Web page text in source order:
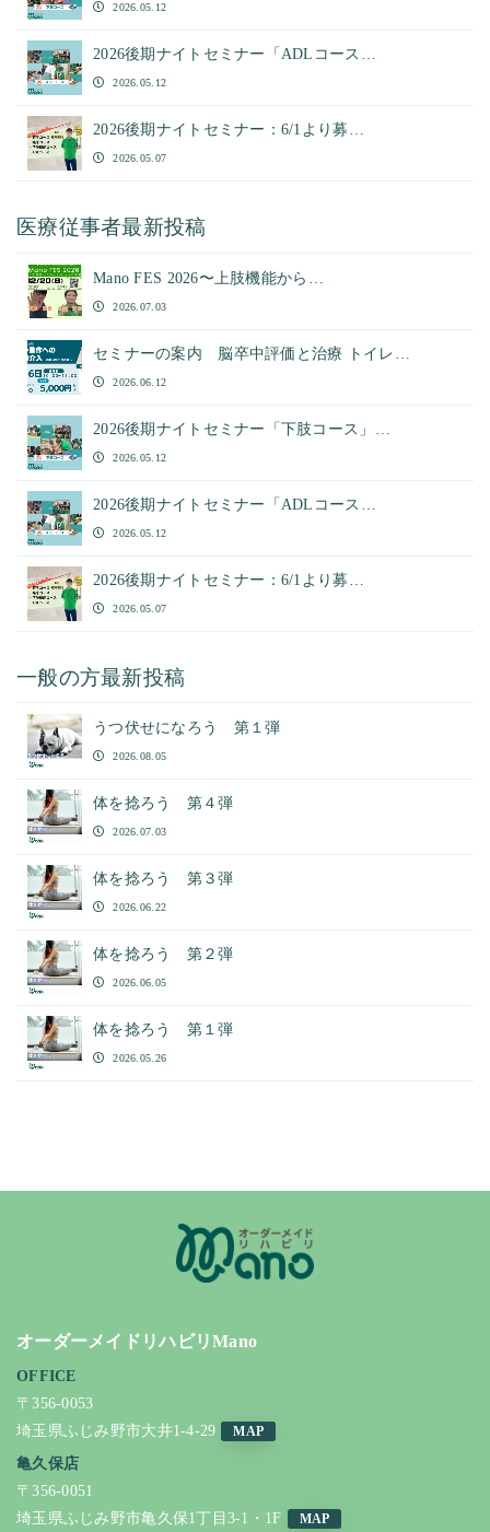
2026.05.12
2026後期ナイトセミナー「ADLコース…
2026.05.12
2026後期ナイトセミナー：6/1より募…
2026.05.07
医療従事者最新投稿
Mano FES 2026〜上肢機能から…
2026.07.03
セミナーの案内 脳卒中評価と治療 トイレ…
2026.06.12
2026後期ナイトセミナー「下肢コース」…
2026.05.12
2026後期ナイトセミナー「ADLコース…
2026.05.12
2026後期ナイトセミナー：6/1より募…
2026.05.07
一般の方最新投稿
うつ伏せになろう 第１弾
2026.08.05
体を捻ろう 第４弾
2026.07.03
体を捻ろう 第３弾
2026.06.22
体を捻ろう 第２弾
2026.06.05
体を捻ろう 第１弾
2026.05.26
オーダーメイドリハビリMano
OFFICE
〒356-0053
埼玉県ふじみ野市大井1-4-29
MAP
亀久保店
〒356-0051
埼玉県ふじみ野市亀久保1丁目3-1・1F
MAP